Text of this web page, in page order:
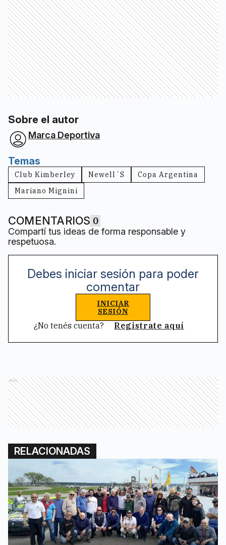
Sobre el autor
Marca Deportiva
Temas
Club Kimberley Newell´s
Copa Argentina
Mariano Mignini
COMENTARIOS 0
Compartí tus ideas de forma responsable y
respetuosa.
Debes iniciar sesión para poder
comentar
INICIAR
SESIÓN
¿No tenés cuenta? Registrate aquí
Ads
RELACIONADAS